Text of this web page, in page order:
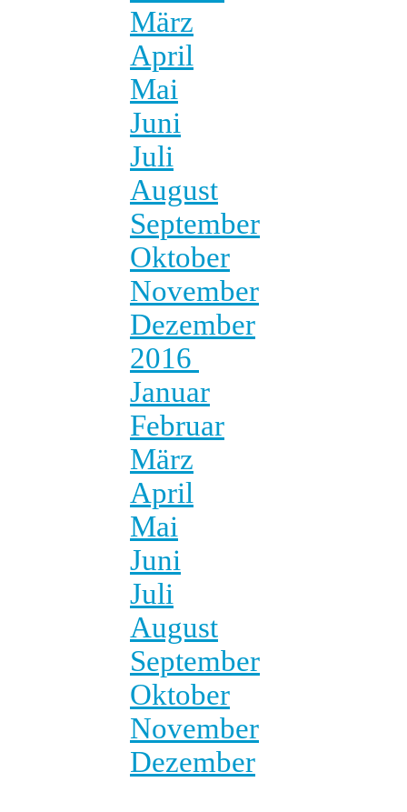
März
April
Mai
Juni
Juli
August
September
Oktober
November
Dezember
2016
Januar
Februar
März
April
Mai
Juni
Juli
August
September
Oktober
November
Dezember